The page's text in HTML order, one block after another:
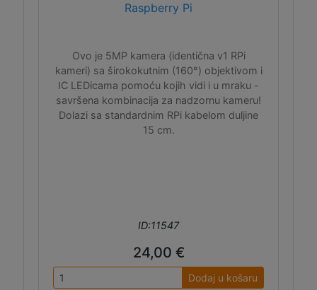
Raspberry Pi
Ovo je 5MP kamera (identična v1 RPi
kameri) sa širokokutnim (160°) objektivom i
IC LEDicama pomoću kojih vidi i u mraku -
savršena kombinacija za nadzornu kameru!
Dolazi sa standardnim RPi kabelom duljine
15 cm.
ID:11547
24,00 €
Dodaj u košaru